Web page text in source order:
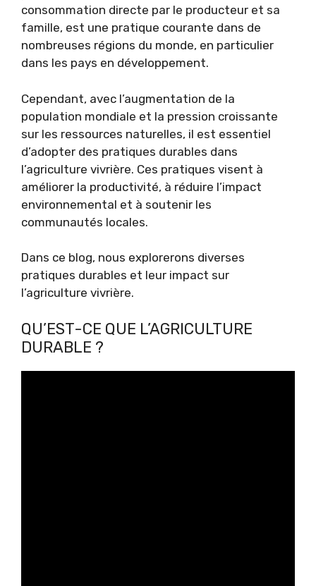
consommation directe par le producteur et sa
famille, est une pratique courante dans de
nombreuses régions du monde, en particulier
dans les pays en développement.
Cependant, avec l’augmentation de la
population mondiale et la pression croissante
sur les ressources naturelles, il est essentiel
d’adopter des pratiques durables dans
l’agriculture vivrière. Ces pratiques visent à
améliorer la productivité, à réduire l’impact
environnemental et à soutenir les
communautés locales.
Dans ce blog, nous explorerons diverses
pratiques durables et leur impact sur
l’agriculture vivrière.
QU’EST-CE QUE L’AGRICULTURE
DURABLE ?